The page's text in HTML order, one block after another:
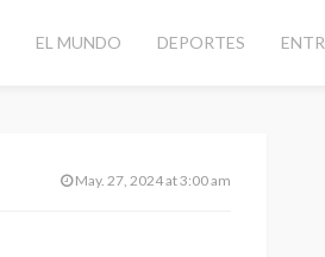
EL MUNDO DEPORTES
May. 27, 2024 at 3:00 am